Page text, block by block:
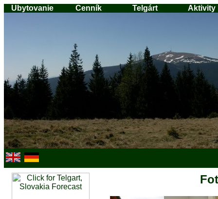
Ubytovanie Cenník Telgárt Aktivity